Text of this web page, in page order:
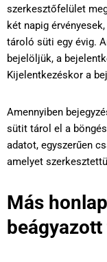
szerkesztőfelület
két napig
tároló süti egy évig.
bejelöljük, a
Kijelentkezéskor a
Amennyiben
sütit tárol el a
adatot, egyszerűen
amelyet
Más